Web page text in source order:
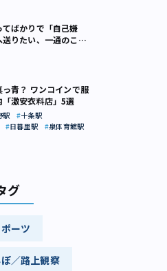
ばかりで「自己嫌
りたい、一通のここ
青？ ワンコインで服
激安衣料店」5選
駅
十条駅
日暮里駅
泉体育館駅
グ
ーツ
／路上観察